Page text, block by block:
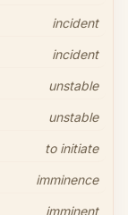
incident
incident
unstable
unstable
to initiate
imminence
imminent